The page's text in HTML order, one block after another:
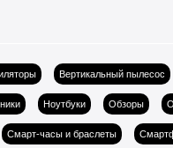
Вертикальный пылесос
Ноутбуки Обзоры
Смарт-часы и браслеты